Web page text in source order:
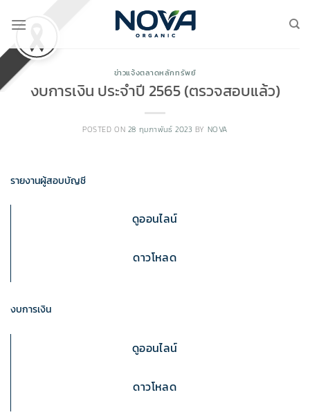
ข่าวแจ้งตลาดหลักทรัพย์
งบการเงิน ประจำปี 2565 (ตรวจสอบแล้ว)
POSTED ON 28 กุมภาพันธ์ 2023 BY NOVA
รายงานผู้สอบบัญชี
ดูออนไลน์
ดาวโหลด
งบการเงิน
ดูออนไลน์
ดาวโหลด